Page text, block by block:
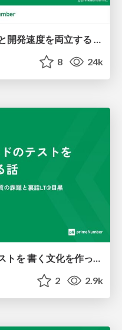
PaaSとSaaSの境目で信頼性と開発速度を両立する 〜TROCCO®︎のこれまでとこれから〜
8 24k
0 -> 1でフロントエンドのテストを 書く文化を作っている話
2 2.9k